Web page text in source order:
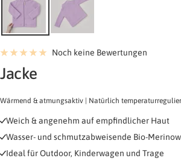
Noch keine Bewertungen
Jacke
-
Bio-
Merinofleece
Wärmend & atmungsaktiv | Natürlich
Weich & angenehm auf empfindlicher Haut
Wasser- und schmutzabweisende Bio-
Ideal für Outdoor, Kinderwagen und Trage